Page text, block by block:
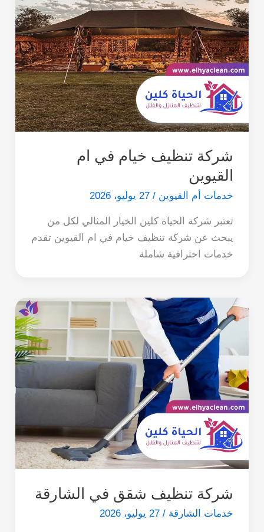
شركة تنظيف خيام في ام
القيوين
خدمات أم القيوين / 27 يوليو، 2026
تعتبر شركة الحياة كلين الخيار المثالي لكل من
يبحث عن شركة تنظيف خيام في ام القيوين تقدم
خدمات احترافية شاملة
شركة تنظيف شقق في الشارقة
خدمات الشارقة / 27 يوليو، 2026